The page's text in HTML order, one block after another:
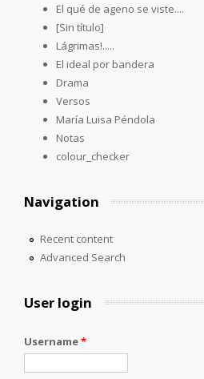
El qué de ageno se viste....
[Sin título]
Lágrimas!.....
El ideal por bandera
Drama
Versos
María Luisa Péndola
Notas
colour_checker
Navigation
Recent content
Advanced Search
User login
Username*